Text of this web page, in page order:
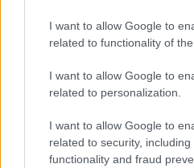
I want to allow Google to
related to functionality of
I want to allow Google to
related to personalization.
I want to allow Google to
related to security,
functionality and fraud